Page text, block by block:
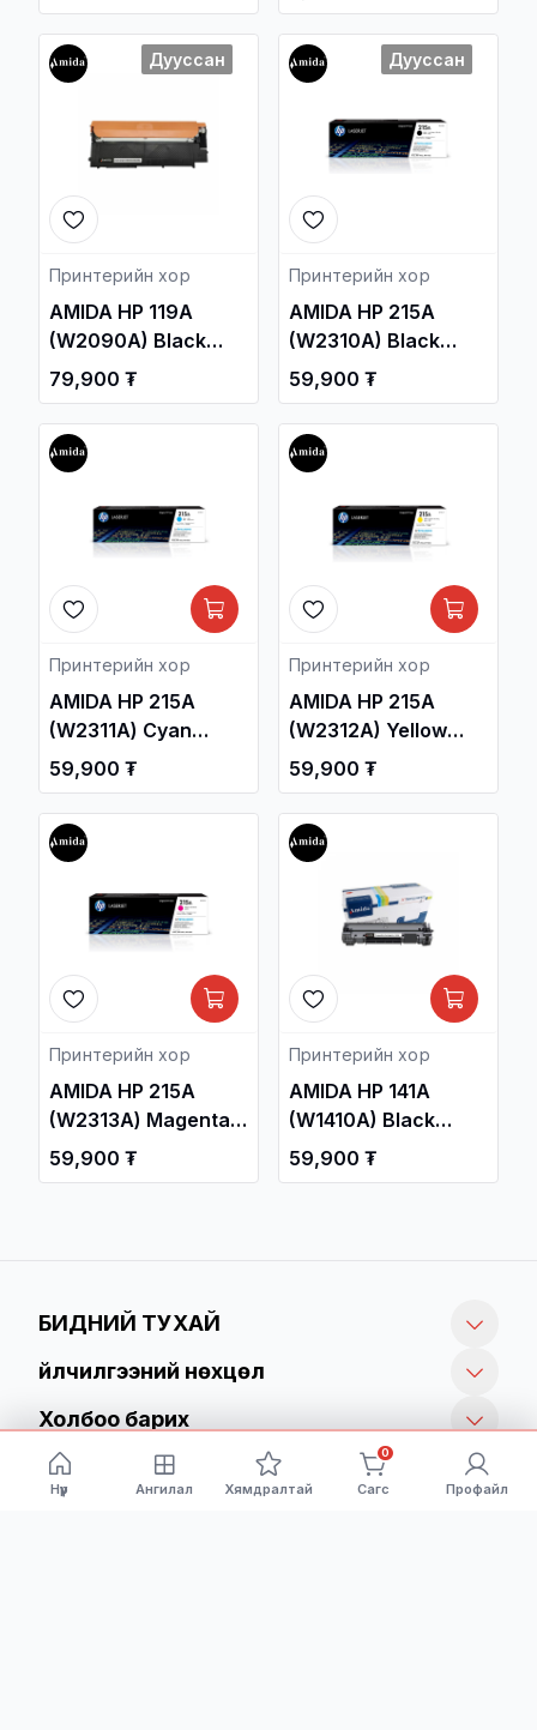
Нүүр Ангилал Хямдралтай
0
Сагс Профайл
L15158.../ /
Принтерийн хор /
L18058.../ /
Принтерийн хор /
Дууссан
Принтерийн хор
AMIDA HP 119A
(W2090A) Black
Laser Toner
Cartridge OEM /HP
Color Laser 150
Printer series, MFP
Принтерийн хор /
79,900 ₮
Дууссан
Принтерийн хор
AMIDA HP 215A
(W2310A) Black
Laser Toner
Cartridge OEM /HP
Color Laser Pro
M155, M182, M183
Принтерийн хор /
59,900 ₮
Принтерийн хор
AMIDA HP 215A
(W2311А) Cyan
Laser Toner
Cartridge OEM /HP
Color Laser Pro
M155, M182, M183
Принтерийн хор /
59,900 ₮
Принтерийн хор
AMIDA HP 215A
(W2312A) Yellow
Laser Toner
Cartridge OEM /HP
Color Laser Pro
M155, M182, M183
Принтерийн хор /
59,900 ₮
Принтерийн хор
AMIDA HP 215A
(W2313А) Magenta
Toner Cartridge
OEM /HP Color Laser
59,900 ₮
Принтерийн хор
AMIDA HP 141A
(W1410A) Black
Laser Toner
Cartridge OEM /HP
59,900 ₮
БИДНИЙ ТУХАЙ
Үйлчилгээний нөхцөл
Холбоо барих